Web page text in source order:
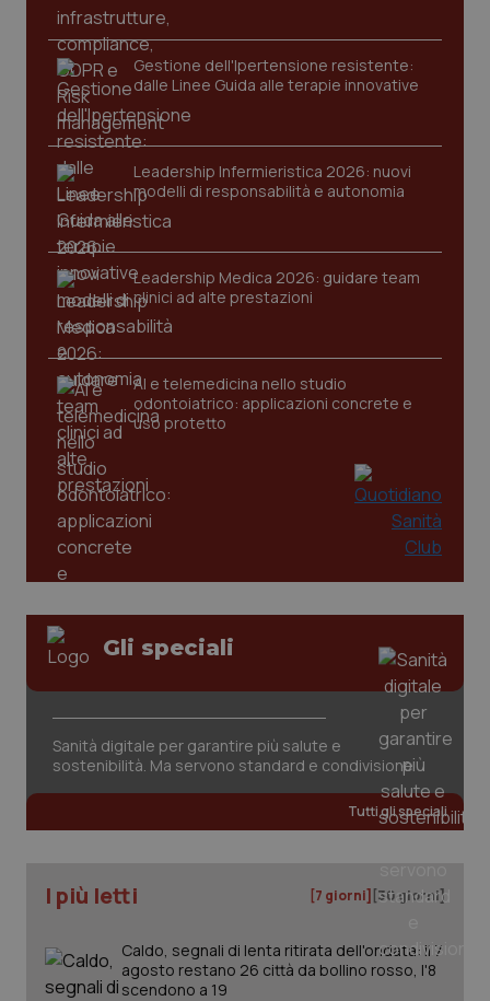
Gestione dell'Ipertensione resistente:
dalle Linee Guida alle terapie innovative
Leadership Infermieristica 2026: nuovi
modelli di responsabilità e autonomia
Leadership Medica 2026: guidare team
clinici ad alte prestazioni
AI e telemedicina nello studio
odontoiatrico: applicazioni concrete e
uso protetto
Gli speciali
Sanità digitale per garantire più salute e
sostenibilità. Ma servono standard e condivisione
Tutti gli speciali
I più letti [7 giorni] [30 giorni]
Caldo, segnali di lenta ritirata dell'ondata: il 7
agosto restano 26 città da bollino rosso, l'8
scendono a 19
funzionare correttamente senza questi cookie.
Nome
VISITOR_PRIVACY_METADATA
YouTube
CookieScriptConsent
tracking-sites-ironfish-
www.quotidianosanita.it
_ga
Google LLC
.quotidianosanita.it